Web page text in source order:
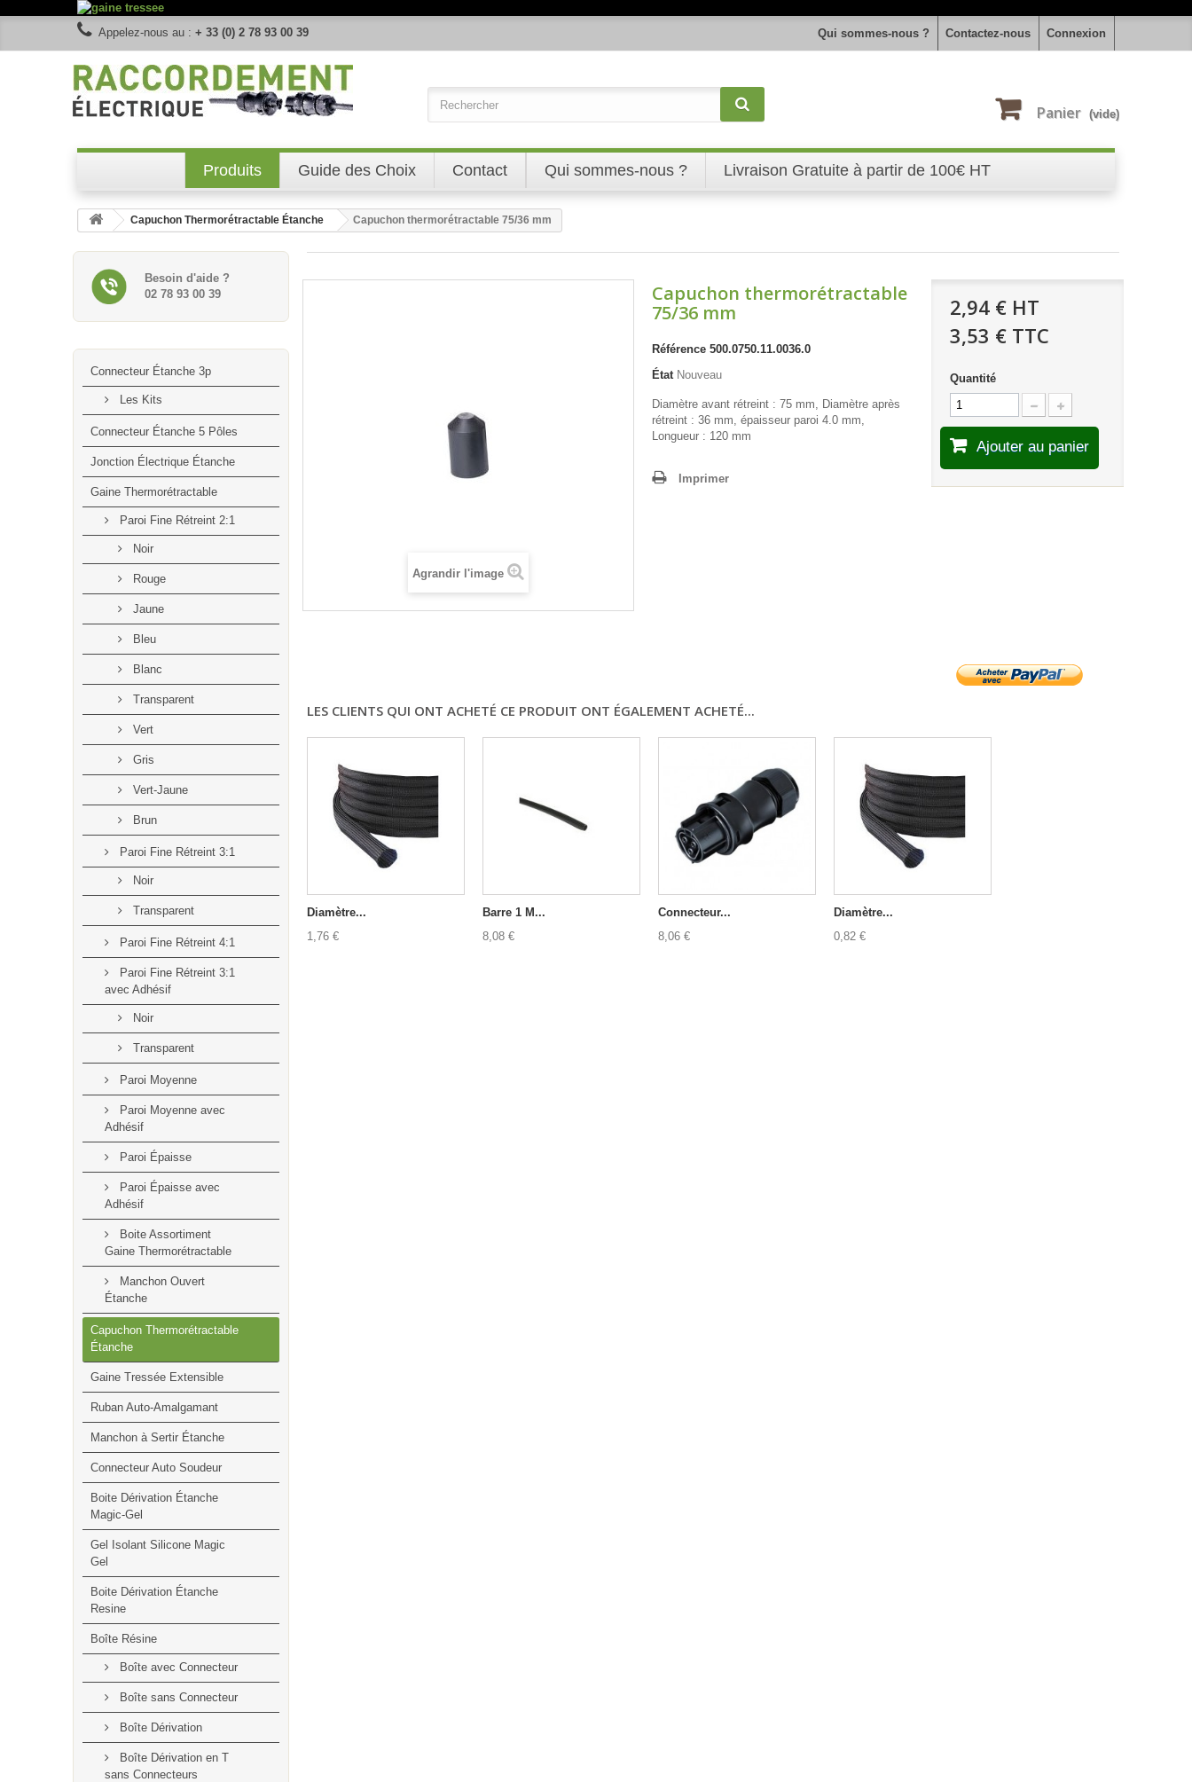
Connexion
Contactez-nous
Qui sommes-nous ?
Appelez-nous au : + 33 (0) 2 78 93 00 39
Panier (vide)
Produits Guide des Choix Contact Qui sommes-nous ? Livraison Gratuite à partir de 100€ HT
Capuchon Thermorétractable Étanche Capuchon thermorétractable 75/36 mm
Besoin d'aide ?
02 78 93 00 39
Connecteur Étanche 3p
Les Kits
Connecteur Étanche 5 Pôles
Jonction Électrique Étanche
Gaine Thermorétractable
Paroi Fine Rétreint 2:1
Noir
Rouge
Jaune
Bleu
Blanc
Transparent
Vert
Gris
Vert-Jaune
Brun
Paroi Fine Rétreint 3:1
Noir
Transparent
Paroi Fine Rétreint 4:1
Paroi Fine Rétreint 3:1
avec Adhésif
Noir
Transparent
Paroi Moyenne
Paroi Moyenne avec
Adhésif
Paroi Épaisse
Paroi Épaisse avec
Adhésif
Boite Assortiment
Gaine Thermorétractable
Manchon Ouvert
Étanche
Capuchon Thermorétractable
Étanche
Gaine Tressée Extensible
Ruban Auto-Amalgamant
Manchon à Sertir Étanche
Connecteur Auto Soudeur
Boite Dérivation Étanche
Magic-Gel
Gel Isolant Silicone Magic
Gel
Boite Dérivation Étanche
Resine
Boîte Résine
Boîte avec Connecteur
Boîte sans Connecteur
Boîte Dérivation
Boîte Dérivation en T
sans Connecteurs
Agrandir l'image
Capuchon thermorétractable
75/36 mm
Référence 500.0750.11.0036.0
État Nouveau
Diamètre avant rétreint : 75 mm, Diamètre après
rétreint : 36 mm, épaisseur paroi 4.0 mm,
Longueur : 120 mm
Imprimer
2,94 € HT
3,53 € TTC
Quantité
Ajouter au panier
LES CLIENTS QUI ONT ACHETÉ CE PRODUIT ONT ÉGALEMENT ACHETÉ...
Diamètre...
1,76 €
Barre 1 M...
8,08 €
Connecteur...
8,06 €
Diamètre...
0,82 €